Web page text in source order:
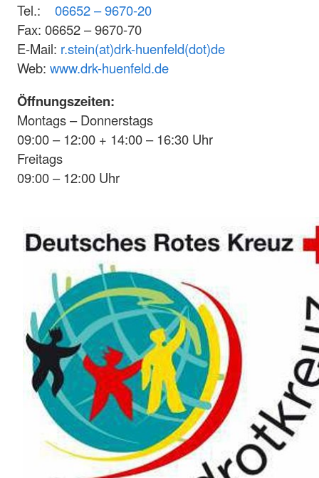
Tel.: 06652 – 9670-20
Fax: 06652 – 9670-70
E-Mail: r.stein(at)drk-huenfeld(dot)de
Web: www.drk-huenfeld.de
Öffnungszeiten:
Montags – Donnerstags
09:00 – 12:00 + 14:00 – 16:30 Uhr
Freitags
09:00 – 12:00 Uhr